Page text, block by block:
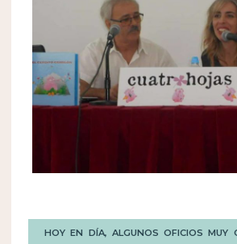
HOY EN DÍA, ALGUNOS OFICIOS MUY